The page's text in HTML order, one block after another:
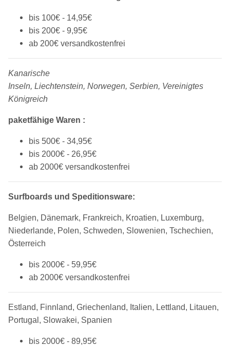
bis 100€ - 14,95€
bis 200€ - 9,95€
ab 200€ versandkostenfrei
Kanarische
Inseln, Liechtenstein, Norwegen, Serbien, Vereinigtes
Königreich
paketfähige Waren :
bis 500€ - 34,95€
bis 2000€ - 26,95€
ab 2000€ versandkostenfrei
Surfboards und Speditionsware:
Belgien, Dänemark, Frankreich, Kroatien, Luxemburg,
Niederlande, Polen, Schweden, Slowenien, Tschechien,
Österreich
bis 2000€ - 59,95€
ab 2000€ versandkostenfrei
Estland, Finnland, Griechenland, Italien, Lettland, Litauen,
Portugal, Slowakei, Spanien
bis 2000€ - 89,95€